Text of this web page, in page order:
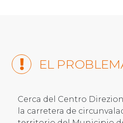
EL
Cerca del Centro
la carretera de